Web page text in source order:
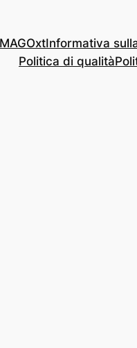
Informativa
Politica di qualità